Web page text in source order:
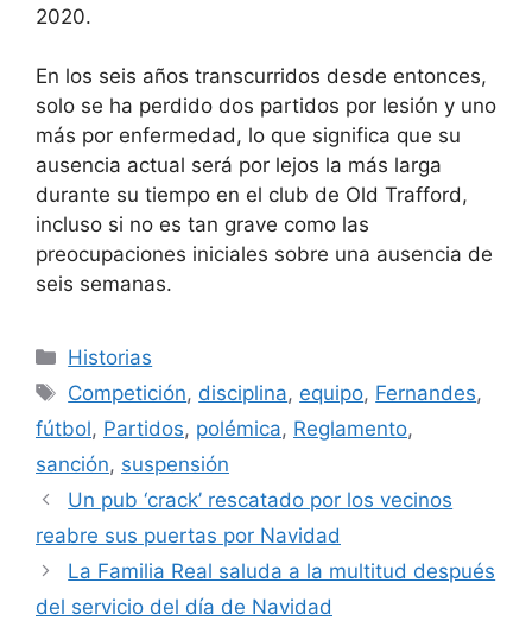
2020.
En los seis años transcurridos desde entonces,
solo se ha perdido dos partidos por lesión y uno
más por enfermedad, lo que significa que su
ausencia actual será por lejos la más larga
durante su tiempo en el club de Old Trafford,
incluso si no es tan grave como las
preocupaciones iniciales sobre una ausencia de
seis semanas.
Categorías
Historias
Etiquetas
Competición, disciplina, equipo, Fernandes,
fútbol, Partidos, polémica, Reglamento,
sanción, suspensión
Un pub ‘crack’ rescatado por los vecinos
reabre sus puertas por Navidad
La Familia Real saluda a la multitud después
del servicio del día de Navidad